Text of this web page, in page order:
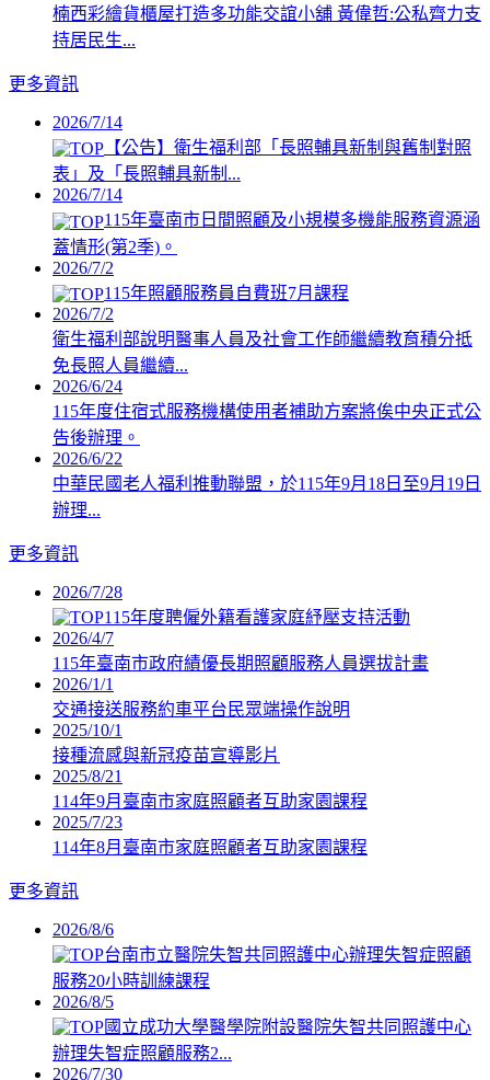
楠西彩繪貨櫃屋打造多功能交誼小舖 黃偉哲:公私齊力支
持居民生...
更多資訊
2026/7/14
【公告】衛生福利部「長照輔具新制與舊制對照
表」及「長照輔具新制...
2026/7/14
115年臺南市日間照顧及小規模多機能服務資源涵
蓋情形(第2季)。
2026/7/2
115年照顧服務員自費班7月課程
2026/7/2
衛生福利部說明醫事人員及社會工作師繼續教育積分抵
免長照人員繼續...
2026/6/24
115年度住宿式服務機構使用者補助方案將俟中央正式公
告後辦理。
2026/6/22
中華民國老人福利推動聯盟，於115年9月18日至9月19日
辦理...
更多資訊
2026/7/28
115年度聘僱外籍看護家庭紓壓支持活動
2026/4/7
115年臺南市政府績優長期照顧服務人員選拔計畫
2026/1/1
交通接送服務約車平台民眾端操作說明
2025/10/1
接種流感與新冠疫苗宣導影片
2025/8/21
114年9月臺南市家庭照顧者互助家園課程
2025/7/23
114年8月臺南市家庭照顧者互助家園課程
更多資訊
2026/8/6
台南市立醫院失智共同照護中心辦理失智症照顧
服務20小時訓練課程
2026/8/5
國立成功大學醫學院附設醫院失智共同照護中心
辦理失智症照顧服務2...
2026/7/30